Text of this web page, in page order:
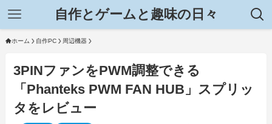
自作とゲームと趣味の日々
ホーム 自作PC 周辺機器
3PINファンをPWM調整できる
「Phanteks PWM FAN HUB」スプリッ
タをレビュー